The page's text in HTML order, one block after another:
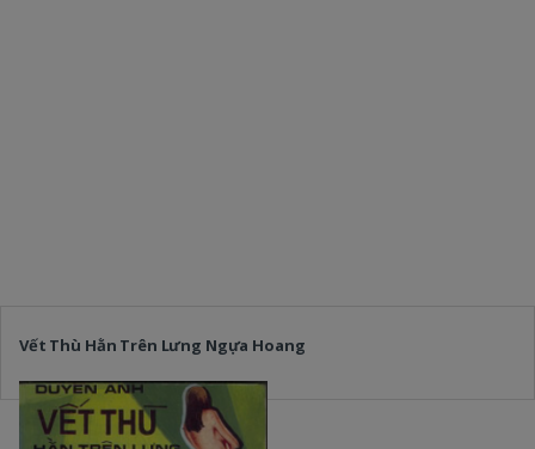
Vết Thù Hằn Trên Lưng Ngựa Hoang